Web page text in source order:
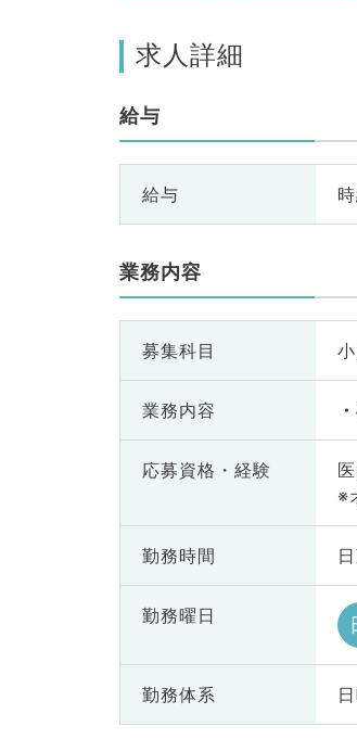
求人詳細
給与
給与
業務内容
募集科目
業務内容
応募資格・ 経験
※
勤務時間
勤務曜日
勤務体系